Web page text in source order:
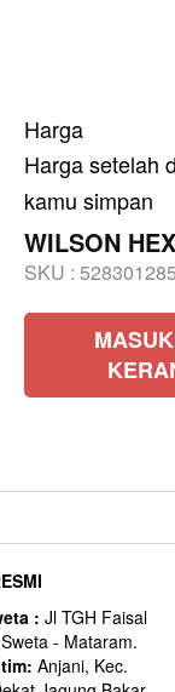
Harga
Harga setelah
kamu simpan
WILSON
SKU : 528301285